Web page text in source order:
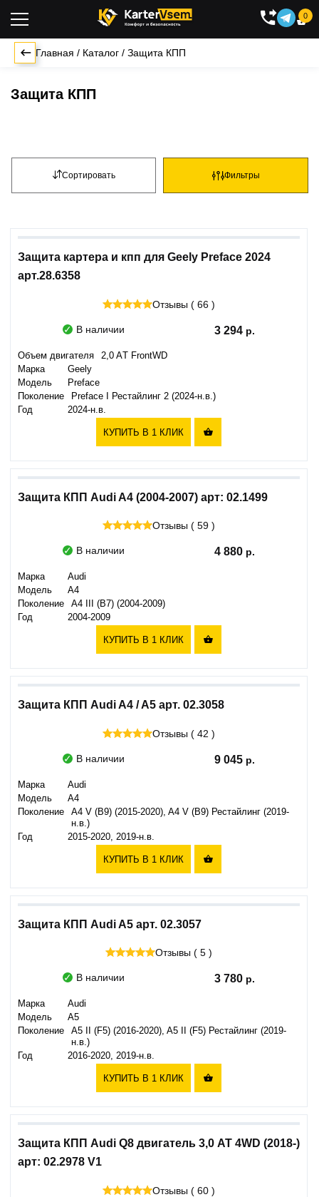

0
Главная / Каталог / Защита КПП
Защита КПП
Фильтры
Сортировать
Защита картера и кпп для Geely Preface 2024
арт.28.6358
Отзывы ( 66 )
В наличии 3 294
Объем двигателя
2,0 AТ FrоntWD
Марка
Geely
Модель
Preface
Поколение
Preface I Рестайлинг 2 (2024-н.в.)
Год
2024-н.в.
КУПИТЬ В 1 КЛИК 
Защита КПП Audi A4 (2004-2007) арт: 02.1499
Отзывы ( 59 )
В наличии 4 880
Марка
Audi
Модель
A4
Поколение
A4 III (B7) (2004-2009)
Год
2004-2009
КУПИТЬ В 1 КЛИК 
Защита КПП Audi A4 / A5 арт. 02.3058
Отзывы ( 42 )
В наличии 9 045
Марка
Audi
Модель
A4
Поколение
A4 V (B9) (2015-2020), A4 V (B9) Рестайлинг (2019-
н.в.)
Год
2015-2020, 2019-н.в.
КУПИТЬ В 1 КЛИК 
Защита КПП Audi A5 арт. 02.3057
Отзывы ( 5 )
В наличии 3 780
Марка
Audi
Модель
A5
Поколение
A5 II (F5) (2016-2020), A5 II (F5) Рестайлинг (2019-
н.в.)
Год
2016-2020, 2019-н.в.
КУПИТЬ В 1 КЛИК 
Защита КПП Audi Q8 двигатель 3,0 AT 4WD (2018-)
арт: 02.2978 V1
Отзывы ( 60 )